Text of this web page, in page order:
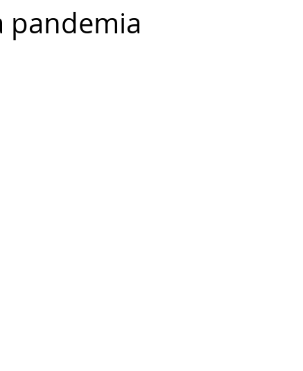
Hill/ Singapura-Ásia
pandemia